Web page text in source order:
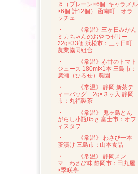
き（プレーン×6個･キャラメル
×6個 計12個） 函南町：オラ
ッチェ
・
《常温》三ヶ日みかん
ミカちゃんのおやつゼリー
22g×33個 浜松市：三ヶ日町
農業協同組合
・
《常温》赤甘のトマト
ジュース 180ml×1本 三島市：
廣瀬（ひろせ）農園
・
《常温》 静岡 新茶テ
ィーバッグ 2g×３ヶ入 静岡
市：丸福製茶
・
《常温》 鬼ヶ島とん
がらし小瓶85ｇ 富士市：オフ
ィスタフ
・
《常温》 わさび一本
茶漬け 三島市：山本食品
・
《常温》 静岡メン
マ わさび味 静岡市：田丸屋
×季咲亭